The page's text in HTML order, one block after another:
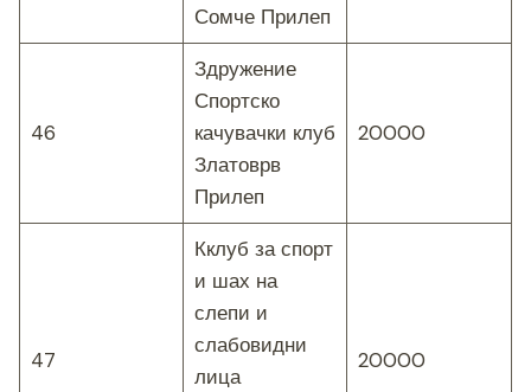
Сомче Прилеп
46
Здружение
Спортско
качувачки клуб
Златоврв
Прилеп
20000
47
Кклуб за спорт
и шах на
слепи и
слабовидни
лица
20000